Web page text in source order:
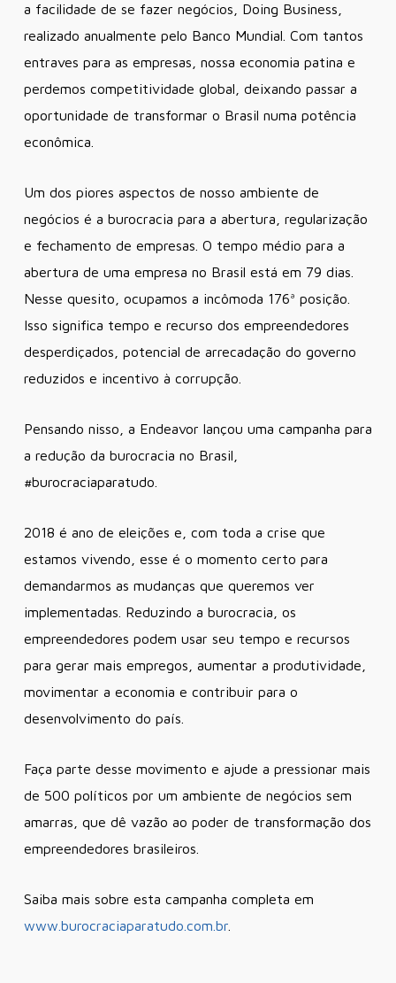
a facilidade de se fazer negócios, Doing Business,
realizado anualmente pelo Banco Mundial. Com tantos
entraves para as empresas, nossa economia patina e
perdemos competitividade global, deixando passar a
oportunidade de transformar o Brasil numa potência
econômica.
Um dos piores aspectos de nosso ambiente de
negócios é a burocracia para a abertura, regularização
e fechamento de empresas. O tempo médio para a
abertura de uma empresa no Brasil está em 79 dias.
Nesse quesito, ocupamos a incômoda 176ª posição.
Isso significa tempo e recurso dos empreendedores
desperdiçados, potencial de arrecadação do governo
reduzidos e incentivo à corrupção.
Pensando nisso, a Endeavor lançou uma campanha para
a redução da burocracia no Brasil,
#burocraciaparatudo.
2018 é ano de eleições e, com toda a crise que
estamos vivendo, esse é o momento certo para
demandarmos as mudanças que queremos ver
implementadas. Reduzindo a burocracia, os
empreendedores podem usar seu tempo e recursos
para gerar mais empregos, aumentar a produtividade,
movimentar a economia e contribuir para o
desenvolvimento do país.
Faça parte desse movimento e ajude a pressionar mais
de 500 políticos por um ambiente de negócios sem
amarras, que dê vazão ao poder de transformação dos
empreendedores brasileiros.
Saiba mais sobre esta campanha completa em
www.burocraciaparatudo.com.br.